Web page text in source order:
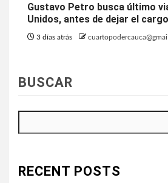
Gustavo Petro busca último
Unidos, antes de dejar el
3 días atrás
BUSCAR
RECENT POSTS